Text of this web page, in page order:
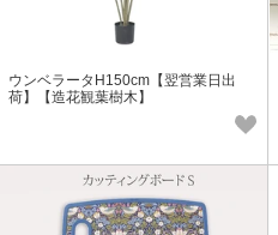
ウンベラータH150cm【翌営業日出
荷】【造花観葉樹木】